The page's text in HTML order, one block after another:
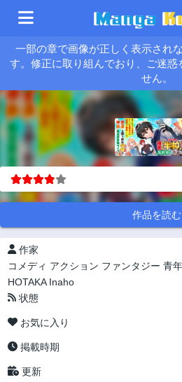
一部の章で画像が正しく表示され
す。修正に取り組んでおり、ご迷惑
せん。
作品を読む
作家
コメディ アクション ファンタジー 青年
HOTAKA Inaho
状態
お気に入り
掲載時期
更新